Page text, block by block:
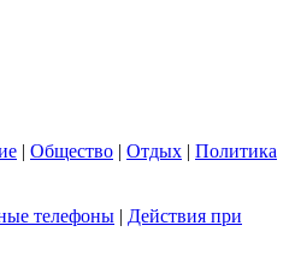
| Общество | Отдых | Политика
телефоны | Действия при